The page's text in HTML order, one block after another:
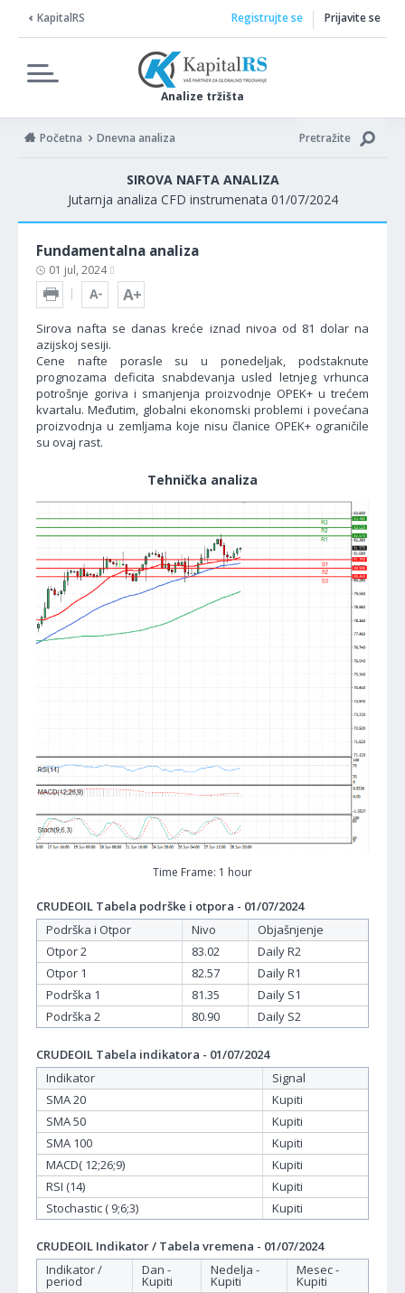
KapitalRS
Analize tržišta
Registrujte se Prijavite se
Početna Dnevna analiza Pretražite
SIROVA NAFTA ANALIZA
Jutarnja analiza CFD instrumenata 01/07/2024
Fundamentalna analiza
01 jul, 2024
Sirova nafta se danas kreće iznad nivoa od 81 dolar na
azijskoj sesiji.
Cene nafte porasle su u ponedeljak, podstaknute
prognozama deficita snabdevanja usled letnjeg vrhunca
potrošnje goriva i smanjenja proizvodnje OPEK+ u trećem
kvartalu. Međutim, globalni ekonomski problemi i povećana
proizvodnja u zemljama koje nisu članice OPEK+ ograničile
su ovaj rast.
Tehnička analiza
Time Frame: 1 hour
CRUDEOIL Tabela podrške i otpora - 01/07/2024
Podrška i Otpor
Nivo
Objašnjenje
Otpor 2
83.02
Daily R2
Otpor 1
82.57
Daily R1
Podrška 1
81.35
Daily S1
Podrška 2
80.90 Daily S2
CRUDEOIL Tabela indikatora - 01/07/2024
Indikator
Signal
SMA 20
Kupiti
SMA 50
Kupiti
SMA 100
Kupiti
MACD( 12;26;9)
Kupiti
RSI (14)
Kupiti
Stochastic ( 9;6;3)
Kupiti
CRUDEOIL Indikator / Tabela vremena - 01/07/2024
Indikator /
period
Dan -
Kupiti
Nedelja -
Kupiti
Mesec -
Kupiti